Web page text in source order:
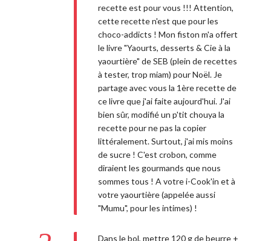
recette est pour vous !!! Attention,
cette recette n'est que pour les
choco-addicts ! Mon fiston m'a offert
le livre "Yaourts, desserts & Cie à la
yaourtière" de SEB (plein de recettes
à tester, trop miam) pour Noël. Je
partage avec vous la 1ère recette de
ce livre que j'ai faite aujourd'hui. J'ai
bien sûr, modifié un p'tit chouya la
recette pour ne pas la copier
littéralement. Surtout, j'ai mis moins
de sucre ! C'est crobon, comme
diraient les gourmands que nous
sommes tous ! A votre i-Cook'in et à
votre yaourtière (appelée aussi
"Mumu", pour les intimes) !
Dans le bol, mettre 120 g de beurre +